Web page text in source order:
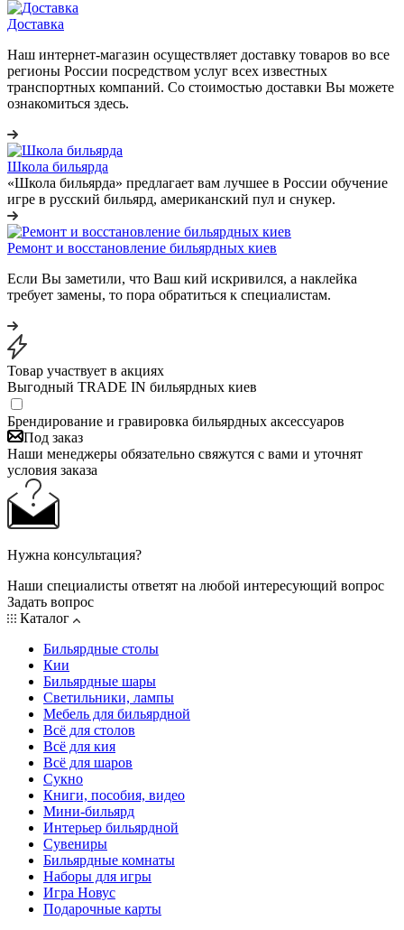
Доставка
Наш интернет-магазин осуществляет доставку товаров во все
регионы России посредством услуг всех известных
транспортных компаний. Со стоимостью доставки Вы можете
ознакомиться здесь.
Школа бильярда
«Школа бильярда» предлагает вам лучшее в России обучение
игре в русский бильярд, американский пул и снукер.
Ремонт и восстановление бильярдных киев
Если Вы заметили, что Ваш кий искривился, а наклейка
требует замены, то пора обратиться к специалистам.
Товар участвует в акциях
Выгодный TRADE IN бильярдных киев
Брендирование и гравировка бильярдных аксессуаров
Под заказ
Наши менеджеры обязательно свяжутся с вами и уточнят
условия заказа
Нужна консультация?
Наши специалисты ответят на любой интересующий вопрос
Задать вопрос
Каталог
Бильярдные столы
Кии
Бильярдные шары
Светильники, лампы
Мебель для бильярдной
Всё для столов
Всё для кия
Всё для шаров
Сукно
Книги, пособия, видео
Мини-бильярд
Интерьер бильярдной
Сувениры
Бильярдные комнаты
Наборы для игры
Игра Новус
Подарочные карты